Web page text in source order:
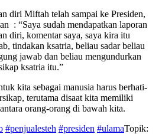
diri Miftah telah sampai ke Presiden,
: “Saya sudah mendapatkan laporan
diri, komentar saya, saya kira itu
tindakan ksatria, beliau sadar beliau
jawab dan beliau mengundurkan
ksatria itu.”
kita sebagai manusia harus berhati-
terutama disaat kita memiliki
orang-orang di bawah kita.
#penjualesteh #presiden #ulamaTopik: